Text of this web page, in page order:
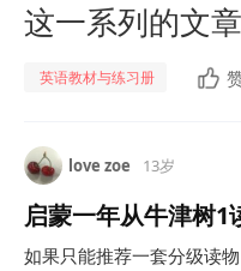
这一系列的文
英语教材与练习册
love zoe 13岁
启蒙一年从牛津树1
如果只能推荐一套分级读